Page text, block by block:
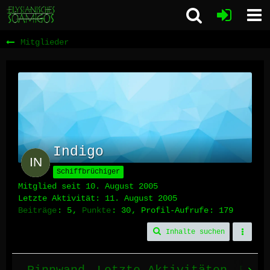
Mitglieder
Indigo
Schiffbrüchiger
Mitglied seit 10. August 2005
Letzte Aktivität: 11. August 2005
Beiträge
5 Punkte 30 Profil-Aufrufe 179
Inhalte suchen